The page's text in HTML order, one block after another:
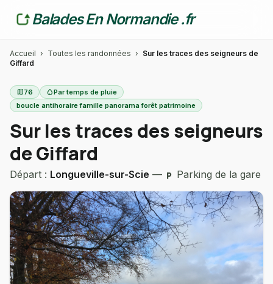
Balades En Normandie .fr
Accueil › Toutes les randonnées › Sur les traces des seigneurs de
Giffard
map76 water_dropPar temps de pluie
boucle antihoraire famille panorama forêt patrimoine
Sur les traces des seigneurs
de Giffard
Départ : Longueville-sur-Scie — local_parking Parking de la gare